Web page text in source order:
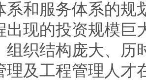
系和服务体系的规
出现的投资规模巨
组织结构庞大、历
理及工程管理人才